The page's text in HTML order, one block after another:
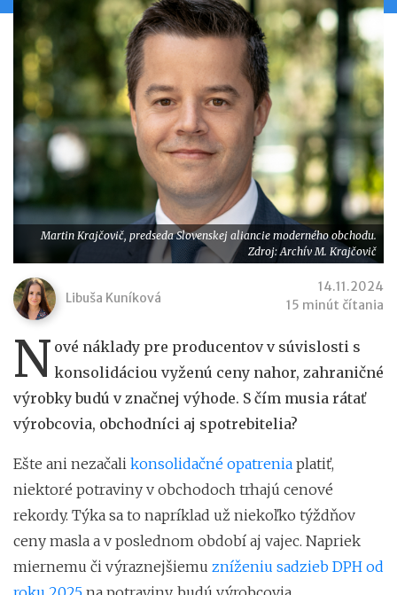
Martin Krajčovič, predseda Slovenskej aliancie moderného obchodu.
Zdroj: Archív M. Krajčovič
Libuša Kuníková
14.11.2024
15 minút čítania
N ové náklady pre producentov v súvislosti s
konsolidáciou vyženú ceny nahor, zahraničné
výrobky budú v značnej výhode. S čím musia rátať
výrobcovia, obchodníci aj spotrebitelia?
Ešte ani nezačali konsolidačné opatrenia platiť,
niektoré potraviny v obchodoch trhajú cenové
rekordy. Týka sa to napríklad už niekoľko týždňov
ceny masla a v poslednom období aj vajec. Napriek
miernemu či výraznejšiemu zníženiu sadzieb DPH od